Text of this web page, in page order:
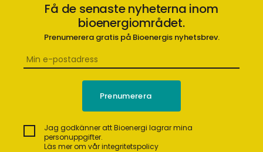
Få de senaste nyheterna inom
bioenergiområdet.
Prenumerera gratis på Bioenergis nyhetsbrev.
Jag godkänner att Bioenergi lagrar mina
personuppgifter.
Läs mer om vår integritetspolicy